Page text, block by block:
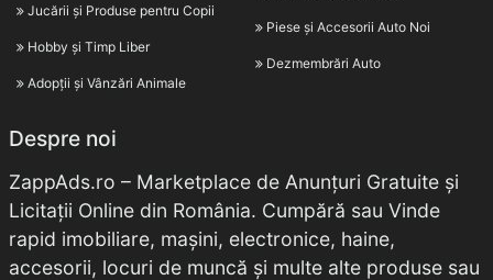
Jucării și Produse pentru Copii
Hobby și Timp Liber
Adopții și Vânzări Animale
Piese și Accesorii Auto Noi
Dezmembrări Auto
Despre noi
ZappAds.ro – Marketplace de Anunțuri Gratuite și
Licitații Online din România. Cumpără sau Vinde
rapid imobiliare, mașini, electronice, haine,
accesorii, locuri de muncă și multe alte produse sau